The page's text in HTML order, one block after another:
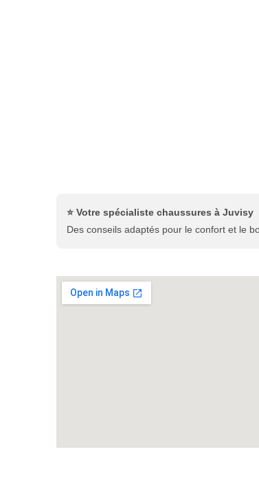
⭐ Votre spécialiste chaussures à Juvisy
Des conseils adaptés pour le confort et le